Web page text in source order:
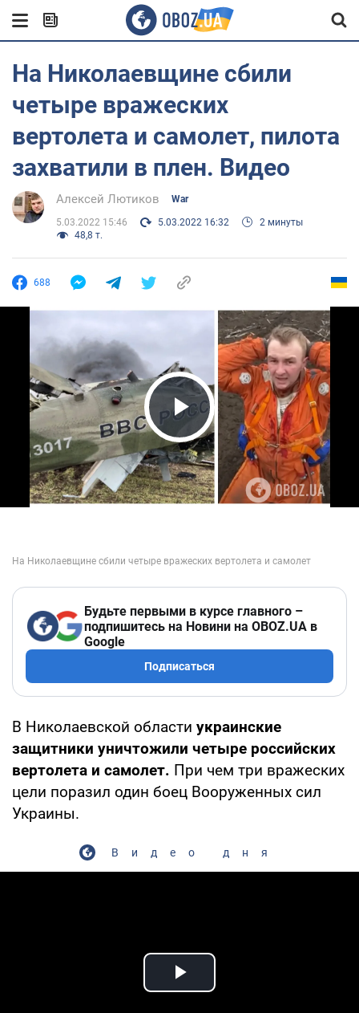
На Николаевщине сбили
четыре вражеских
вертолета и самолет, пилота
захватили в плен. Видео
Алексей Лютиков War
5.03.2022 15:46 5.03.2022 16:32
2 минуты
48,8 т.
688
Play Video
Будьте первыми в курсе главного –
подпишитесь на Новини на OBOZ.UA в
Google
Подписаться
В Николаевской области украинские
защитники уничтожили четыре российских
вертолета и самолет. При чем три вражеских
цели поразил один боец Вооруженных сил
Украины.
Видео дня
Play Video